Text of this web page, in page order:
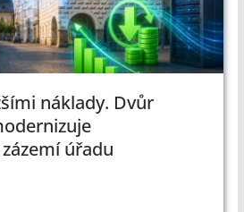
náklady. Dvůr
úřadu